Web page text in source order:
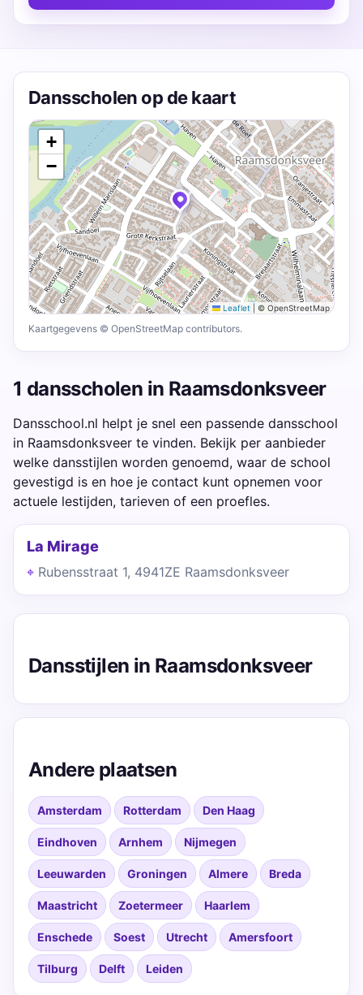
Dansscholen op de kaart
+
−
Leaflet © OpenStreetMap
Kaartgegevens © OpenStreetMap contributors.
1 dansscholen in Raamsdonksveer
Dansschool.nl helpt je snel een passende dansschool
in Raamsdonksveer te vinden. Bekijk per aanbieder
welke dansstijlen worden genoemd, waar de school
gevestigd is en hoe je contact kunt opnemen voor
actuele lestijden, tarieven of een proefles.
La Mirage
Rubensstraat 1, 4941ZE Raamsdonksveer
Dansstijlen in Raamsdonksveer
Andere plaatsen
Amsterdam Rotterdam Den Haag
Eindhoven Arnhem Nijmegen
Leeuwarden Groningen Almere Breda
Maastricht Zoetermeer Haarlem
Enschede Soest Utrecht Amersfoort
Tilburg Delft Leiden